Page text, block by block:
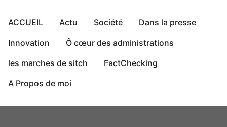
ACCUEIL Actu Société
Dans la presse
Innovation
Ô cœur des administrations
les marches de sitch
FactChecking
A Propos de moi